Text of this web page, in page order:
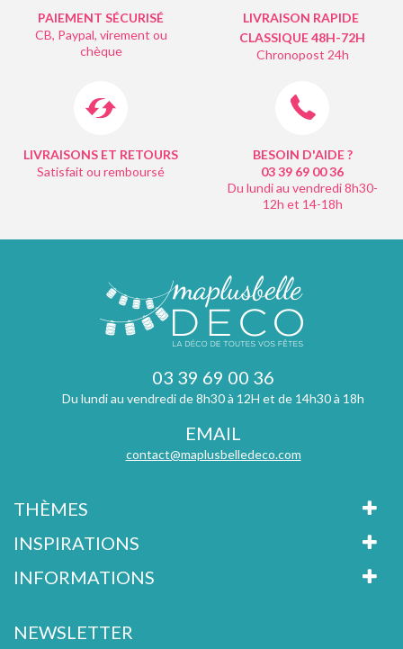
PAIEMENT SÉCURISÉ
CB, Paypal, virement ou
chèque
LIVRAISON RAPIDE
CLASSIQUE 48H-72H
Chronopost 24h
LIVRAISONS ET RETOURS
Satisfait ou remboursé
BESOIN D'AIDE ?
03 39 69 0036
Du lundi au vendredi 8h30-
12h et 14-18h
03 39 69 00 36
Du lundi au vendredi de 8h30 à 12H et de 14h30 à 18h
EMAIL
contact@maplusbelledeco.com
THÈMES
INSPIRATIONS
INFORMATIONS
NEWSLETTER